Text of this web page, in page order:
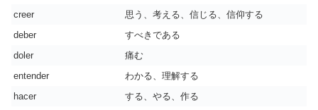
creer
思う、考える、信じる、信仰する
deber
すべきである
doler
痛む
entender
わかる、理解する
hacer
する、やる、作る